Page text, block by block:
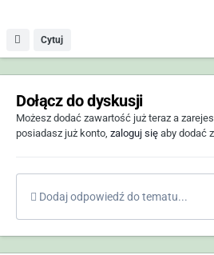
Cytuj
Dołącz do dyskusji
Możesz dodać zawartość już teraz a
posiadasz już konto, zaloguj się aby dodać
Dodaj odpowiedź do tematu...